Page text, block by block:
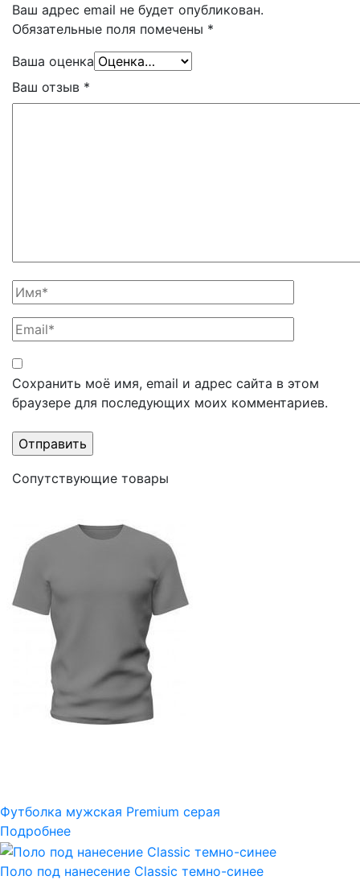
Ваш адрес email не будет опубликован.
Обязательные поля помечены *
Ваша оценка
Ваш отзыв *
Сохранить моё имя, email и адрес сайта в этом
браузере для последующих моих комментариев.
Сопутствующие товары
Футболка мужская Premium серая
Подробнее
Поло под нанесение Classic темно-синее